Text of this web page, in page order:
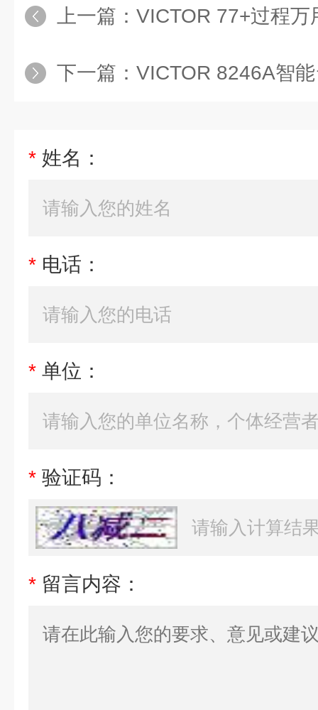
上一篇： VICTOR 77+过程万
下一篇： VICTOR 8246A智
* 姓名：
* 电话：
* 单位：
* 验证码：
* 留言内容：